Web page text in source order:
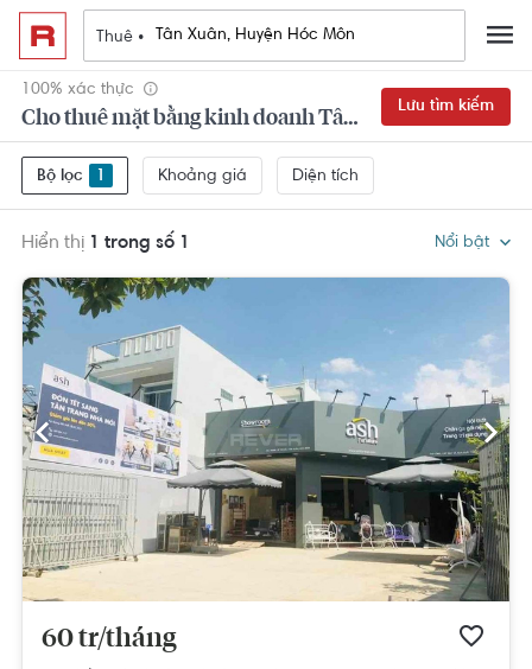
Thuê •
100% xác thực
Cho thuê mặt bằng kinh doanh Tân Xuân, Huyện Hóc Môn
Lưu tìm kiếm
Bộ lọc 1 Khoảng giá Diện tích
Hiển thị 1 trong số 1 Nổi bật
60 tr/tháng